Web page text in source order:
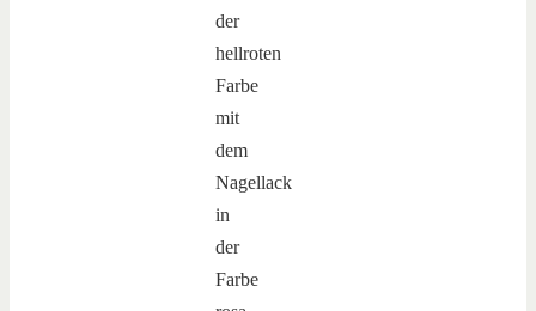
der
hellroten
Farbe
mit
dem
Nagellack
in
der
Farbe